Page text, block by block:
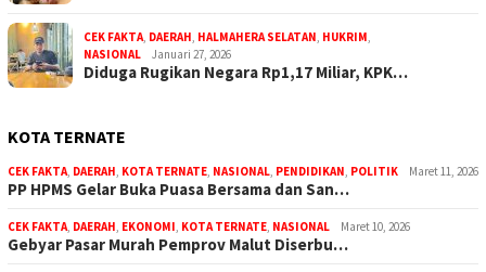
CEK FAKTA, DAERAH, HALMAHERA SELATAN, HUKRIM,
NASIONAL
Januari 27, 2026
Diduga Rugikan Negara Rp1,17 Miliar, KPK…
KOTA TERNATE
CEK FAKTA, DAERAH, KOTA TERNATE, NASIONAL, PENDIDIKAN, POLITIK Maret 11, 2026
PP HPMS Gelar Buka Puasa Bersama dan San…
CEK FAKTA, DAERAH, EKONOMI, KOTA TERNATE, NASIONAL Maret 10, 2026
Gebyar Pasar Murah Pemprov Malut Diserbu…